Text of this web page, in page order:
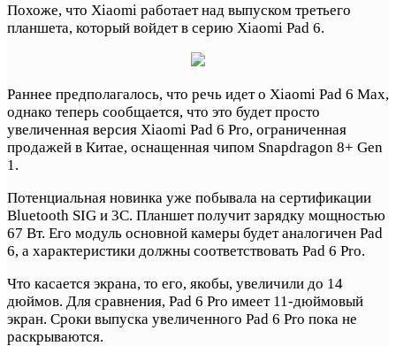
Похоже, что Xiaomi работает над выпуском третьего
планшета, который войдет в серию Xiaomi Pad 6.
Раннее предполагалось, что речь идет о Xiaomi Pad 6 Max,
однако теперь сообщается, что это будет просто
увеличенная версия Xiaomi Pad 6 Pro, ограниченная
продажей в Китае, оснащенная чипом Snapdragon 8+ Gen
1.
Потенциальная новинка уже побывала на сертификации
Bluetooth SIG и 3C. Планшет получит зарядку мощностью
67 Вт. Его модуль основной камеры будет аналогичен Pad
6, а характеристики должны соответствовать Pad 6 Pro.
Что касается экрана, то его, якобы, увеличили до 14
дюймов. Для сравнения, Pad 6 Pro имеет 11-дюймовый
экран. Сроки выпуска увеличенного Pad 6 Pro пока не
раскрываются.